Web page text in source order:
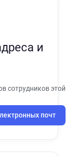
и
сотрудников этой
почт